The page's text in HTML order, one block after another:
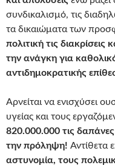
συνδικαλισμό, τις
τα δικαιώματα των
πολιτική τις
την ανάγκη για
αντιδημοκρατικής
Αρνείται να ενισχύσει
υγείας και τους
820.000.000 τις
την πρόληψη! Αντίθετα
αστυνομία, τους